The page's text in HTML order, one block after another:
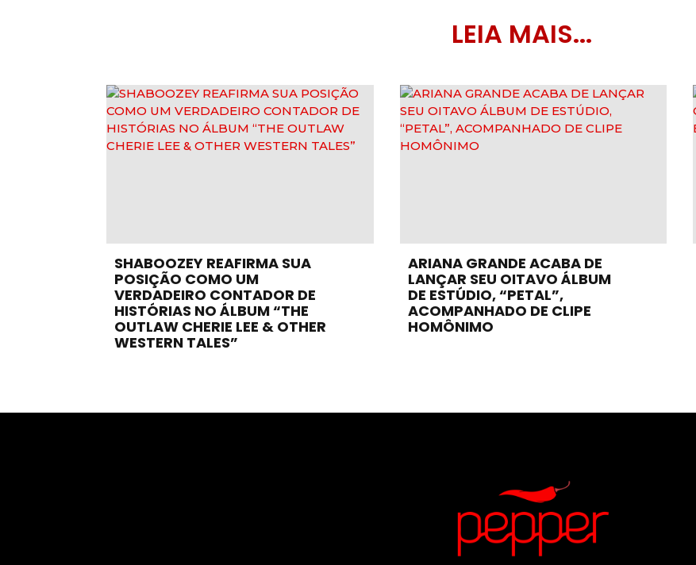
LEIA MAIS...
SHABOOZEY REAFIRMA SUA
POSIÇÃO COMO UM
VERDADEIRO CONTADOR DE
HISTÓRIAS NO ÁLBUM “THE
OUTLAW CHERIE LEE & OTHER
WESTERN TALES”
ARIANA GRANDE ACABA DE
LANÇAR SEU OITAVO ÁLBUM
DE ESTÚDIO, “PETAL”,
ACOMPANHADO DE CLIPE
HOMÔNIMO